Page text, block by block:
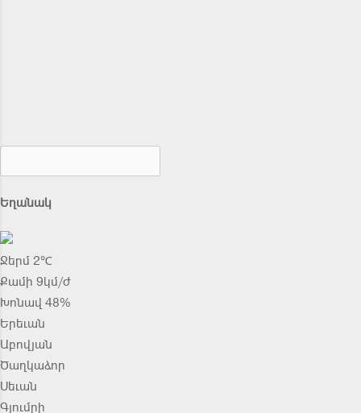
Եղանակ
Ջերմ 2℃
Քամի 9կմ/ժ
Խոնավ 48%
Երեւան
Աբովյան
Ծաղկաձոր
Սեւան
Գյումրի